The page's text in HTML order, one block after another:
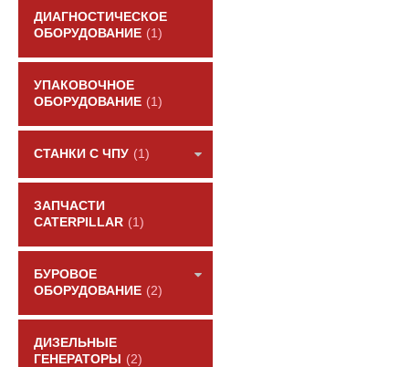
ДИАГНОСТИЧЕСКОЕ
ОБОРУДОВАНИЕ (1)
УПАКОВОЧНОЕ
ОБОРУДОВАНИЕ (1)
СТАНКИ С ЧПУ (1)
ЗАПЧАСТИ
CATERPILLAR (1)
БУРОВОЕ
ОБОРУДОВАНИЕ (2)
ДИЗЕЛЬНЫЕ
ГЕНЕРАТОРЫ
(2)